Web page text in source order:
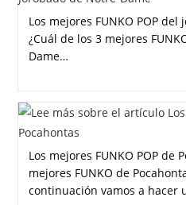
Los mejores FUNKO POP
¿Cuál de los 3 mejores
Dame…
Los mejores FUNKO POP de
mejores FUNKO de
continuación vamos a hacer